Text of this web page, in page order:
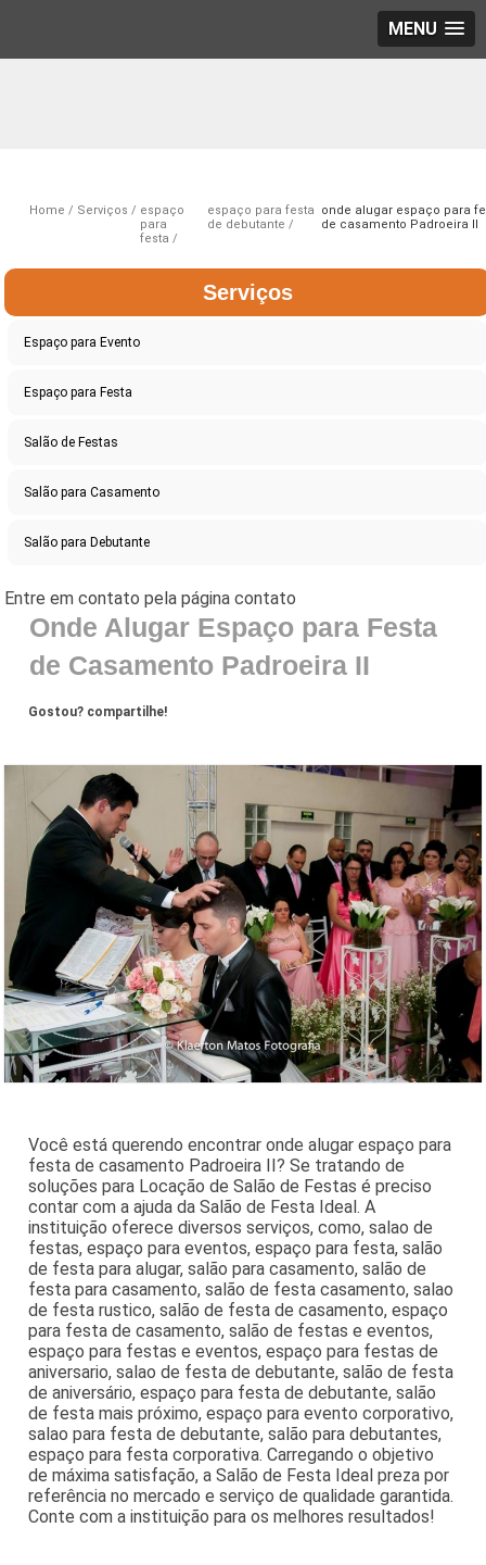
MENU
Home Serviços
espaço
para
festa
espaço para festa
de debutante
onde alugar espaço para
de casamento Padroeira II
Serviços
Espaço para Evento
Espaço para Festa
Salão de Festas
Salão para Casamento
Salão para Debutante
Onde Alugar Espaço para Festa
de Casamento Padroeira II
Gostou? compartilhe!
Você está querendo encontrar onde alugar espaço para
festa de casamento Padroeira II? Se tratando de
soluções para Locação de Salão de Festas é preciso
contar com a ajuda da Salão de Festa Ideal. A
instituição oferece diversos serviços, como, salao de
festas, espaço para eventos, espaço para festa, salão
de festa para alugar, salão para casamento, salão de
festa para casamento, salão de festa casamento, salao
de festa rustico, salão de festa de casamento, espaço
para festa de casamento, salão de festas e eventos,
espaço para festas e eventos, espaço para festas de
aniversario, salao de festa de debutante, salão de festa
de aniversário, espaço para festa de debutante, salão
de festa mais próximo, espaço para evento corporativo,
salao para festa de debutante, salão para debutantes,
espaço para festa corporativa. Carregando o objetivo
de máxima satisfação, a Salão de Festa Ideal preza por
referência no mercado e serviço de qualidade garantida.
Conte com a instituição para os melhores resultados!